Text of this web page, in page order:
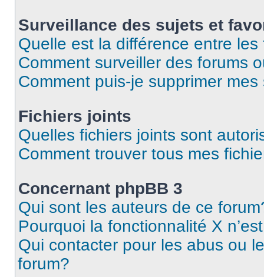
Surveillance des sujets et
Quelle est la différence entre
Comment surveiller des forums
Comment puis-je supprimer
Fichiers joints
Quelles fichiers joints sont
Comment trouver tous mes
Concernant phpBB 3
Qui sont les auteurs de ce
Pourquoi la fonctionnalité X
Qui contacter pour les abus ou
forum?